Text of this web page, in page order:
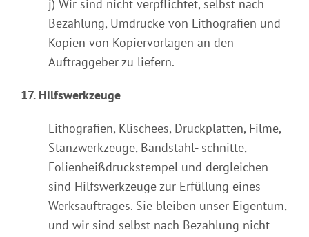
j) Wir sind nicht verpflichtet, selbst nach
Bezahlung, Umdrucke von Lithografien und
Kopien von Kopiervorlagen an den
Auftraggeber zu liefern.
17. Hilfswerkzeuge
Lithografien, Klischees, Druckplatten, Filme,
Stanzwerkzeuge, Bandstahl- schnitte,
Folienheißdruckstempel und dergleichen
sind Hilfswerkzeuge zur Erfüllung eines
Werksauftrages. Sie bleiben unser Eigentum,
und wir sind selbst nach Bezahlung nicht